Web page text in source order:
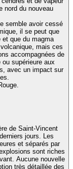
nord du nouveau
semble avoir cessé
il se peut que
et que du magma
mais ces
accompagnées de
supérieure aux
avec un impact sur
de Saint-Vincent
jours. Les
et séparés par
sont riches
Aucune nouvelle
très détaillée des